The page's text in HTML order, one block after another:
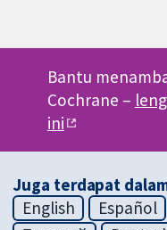
Bantu
Cochrane –
ini
Juga terdapat
English
Español